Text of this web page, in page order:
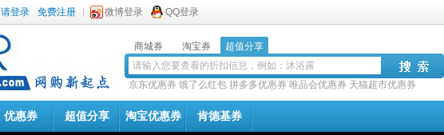
请登录 免费注册 微博登录 QQ登录
商城券 淘宝券 超值分享
京东优惠券 饿了么红包 拼多多优惠券 唯品会优惠券 天猫超市优惠券
优惠券 超值分享 淘宝优惠券 肯德基券